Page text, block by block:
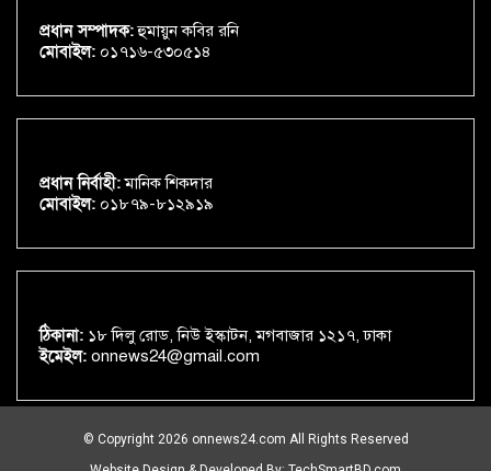
প্রধান সম্পাদক:হুমায়ুন কবির রনি
মোবাইল: ০১৭১৬-৫৩০৫১৪
প্রধান নির্বাহী:মানিক শিকদার
মোবাইল: ০১৮৭৯-৮১২৯১৯
ঠিকানা: ১৮ দিলু রোড, নিউ ইস্কাটন, মগবাজার ১২১৭, ঢাকা
ইমেইল: onnews24@gmail.com
© Copyright 2026 onnews24.com All Rights Reserved